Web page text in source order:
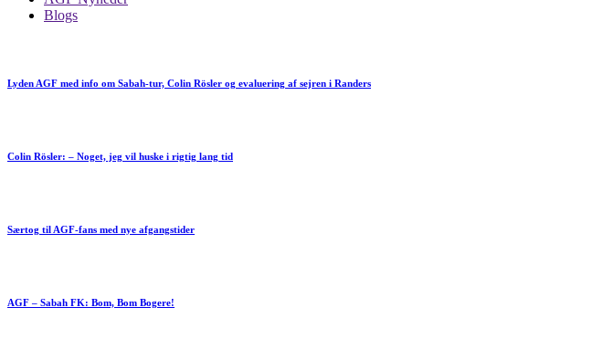
Blogs
Lyden AGF med info om Sabah-tur, Colin Rösler og evaluering af sejren i Randers
Colin Rösler: – Noget, jeg vil huske i rigtig lang tid
Særtog til AGF-fans med nye afgangstider
AGF – Sabah FK: Bom, Bom Bogere!